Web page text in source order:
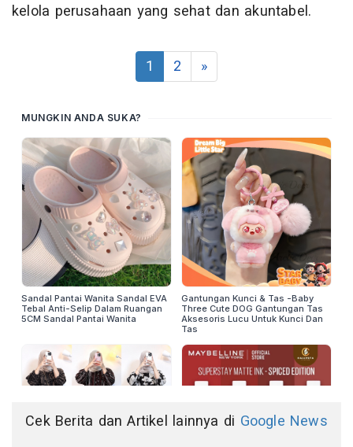
kelola perusahaan yang sehat dan akuntabel.
1 2 »
Cek Berita dan Artikel lainnya di Google News